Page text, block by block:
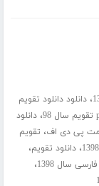
،دانلود دانلود تقویم
،دانلود
، تقویم
،دانلود تقویم،
سال 1398 ،